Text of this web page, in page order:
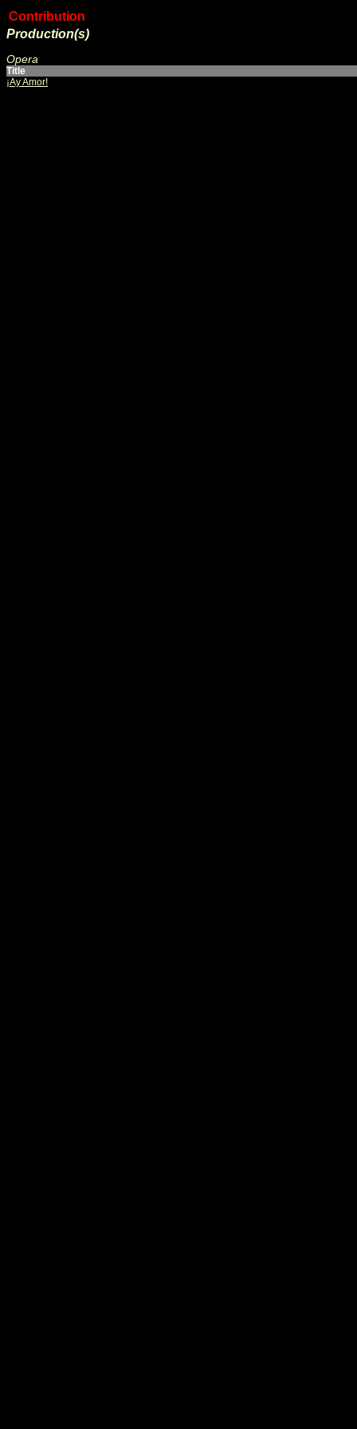
Contribution
Production(s)
Opera
Title
¡Ay Amor!